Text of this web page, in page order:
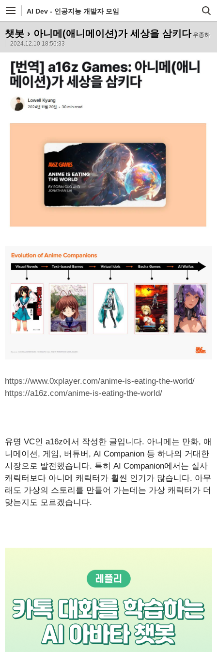
AI Dev - 인공지능 개발자 모임
챗봇 › 아니메(애니메이션)가 세상을 삼키다 우종하
2024.12.10 18:56:33
https://www.0xplayer.com/anime-is-eating-the-world/
https://a16z.com/anime-is-eating-the-world/
유명 VC인 a16z에서 작성한 글입니다. 아니메는 만화, 애
니메이션, 게임, 버튜버, AI Companion 등 하나의 거대한
시장으로 발전했습니다. 특히 AI Companion에서는 실사
캐릭터보다 아니메 캐릭터가 훨씬 인기가 많습니다. 아무
래도 가상의 스토리를 만들어 가는데는 가상 캐릭터가 더
맞는지도 모르겠습니다.